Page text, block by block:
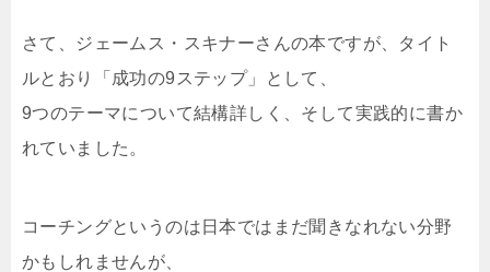
さて、ジェームス・スキナーさんの本ですが、タイト
ルとおり「成功の9ステップ」として、
9つのテーマについて結構詳しく、そして実践的に書か
れていました。
コーチングというのは日本ではまだ聞きなれない分野
かもしれませんが、